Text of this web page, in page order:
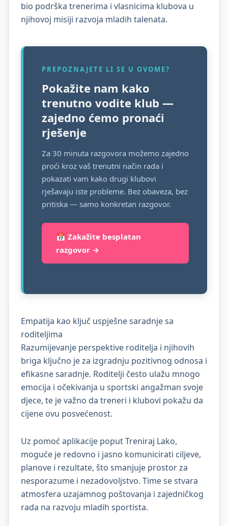
bio podrška trenerima i vlasnicima klubova u
njihovoj misiji razvoja mladih talenata.
PREPOZNAJETE LI SE U OVOME?
Pokažite nam kako
trenutno vodite klub —
zajedno ćemo pronaći
rješenje
Za 30 minuta razgovora možemo zajedno
proći kroz vaš trenutni način rada i
pokazati vam kako drugi klubovi
rješavaju iste probleme. Bez obaveza, bez
pritiska — samo konkretan razgovor.
📅 Zakažite besplatan
razgovor →
Empatija kao ključ uspješne saradnje sa
roditeljima
Razumijevanje perspektive roditelja i njihovih
briga ključno je za izgradnju pozitivnog odnosa i
efikasne saradnje. Roditelji često ulažu mnogo
emocija i očekivanja u sportski angažman svoje
djece, te je važno da treneri i klubovi pokažu da
cijene ovu posvećenost.
Uz pomoć aplikacije poput Treniraj Lako,
moguće je redovno i jasno komunicirati ciljeve,
planove i rezultate, što smanjuje prostor za
nesporazume i nezadovoljstvo. Time se stvara
atmosfera uzajamnog poštovanja i zajedničkog
rada na razvoju mladih sportista.